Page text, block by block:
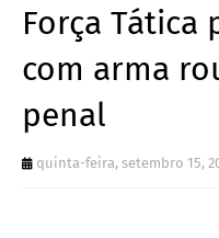
Força Tática
com arma
penal
quinta-feira, setembro 15,